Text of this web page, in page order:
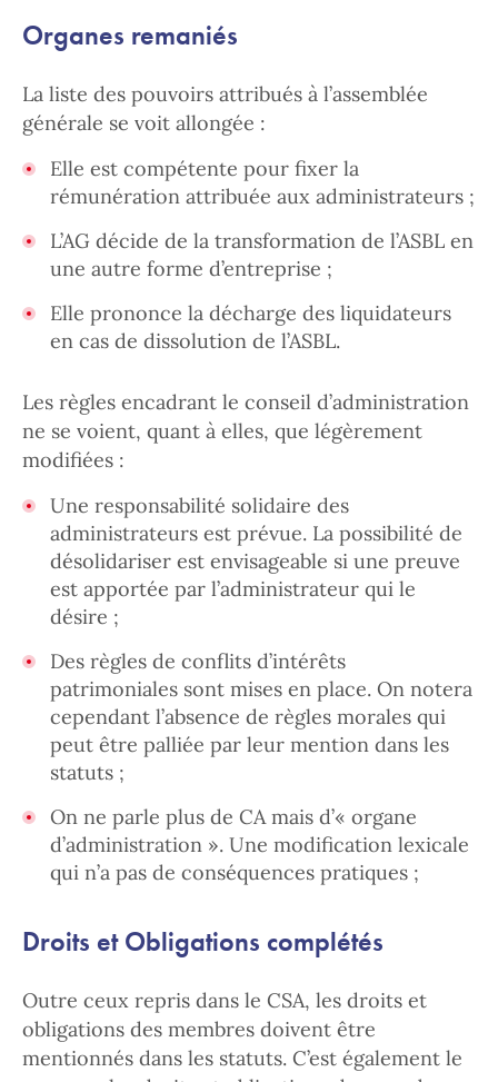
Organes remaniés
La liste des pouvoirs attribués à l’assemblée
générale se voit allongée :
Elle est compétente pour fixer la
rémunération attribuée aux administrateurs ;
L’AG décide de la transformation de l’ASBL en
une autre forme d’entreprise ;
Elle prononce la décharge des liquidateurs
en cas de dissolution de l’ASBL.
Les règles encadrant le conseil d’administration
ne se voient, quant à elles, que légèrement
modifiées :
Une responsabilité solidaire des
administrateurs est prévue. La possibilité de
désolidariser est envisageable si une preuve
est apportée par l’administrateur qui le
désire ;
Des règles de conflits d’intérêts
patrimoniales sont mises en place. On notera
cependant l’absence de règles morales qui
peut être palliée par leur mention dans les
statuts ;
On ne parle plus de CA mais d’« organe
d’administration ». Une modification lexicale
qui n’a pas de conséquences pratiques ;
Droits et Obligations complétés
Outre ceux repris dans le CSA, les droits et
obligations des membres doivent être
mentionnés dans les statuts. C’est également le